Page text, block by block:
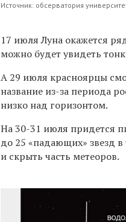
Источник: обсерватория
17 июля Луна окажется
можно будет увидеть
А 29 июля красноярцы
название из-за периода
низко над горизонтом.
На 30-31 июля придется
до 25 «падающих» звезд
и скрыть часть метеоров.